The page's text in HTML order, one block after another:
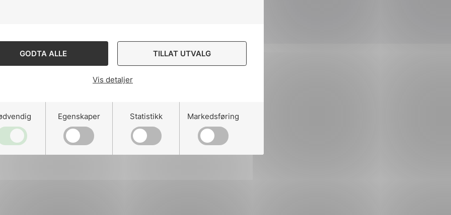
GODTA ALLE TILLAT UTVALG
Vis detaljer
Egenskaper Statistikk Markedsføring